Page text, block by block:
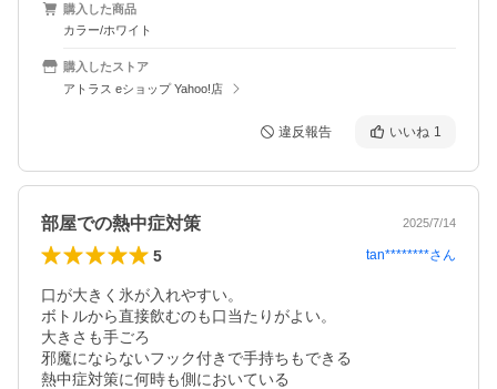
購入した商品
カラー/ホワイト
購入したストア
アトラス eショップ Yahoo!店
違反報告 いいね 1
部屋での熱中症対策 2025/7/14
5 tan********さん
口が大きく氷が入れやすい。
ボトルから直接飲むのも口当たりがよい。
大きさも手ごろ
邪魔にならないフック付きで手持ちもできる
熱中症対策に何時も側においている